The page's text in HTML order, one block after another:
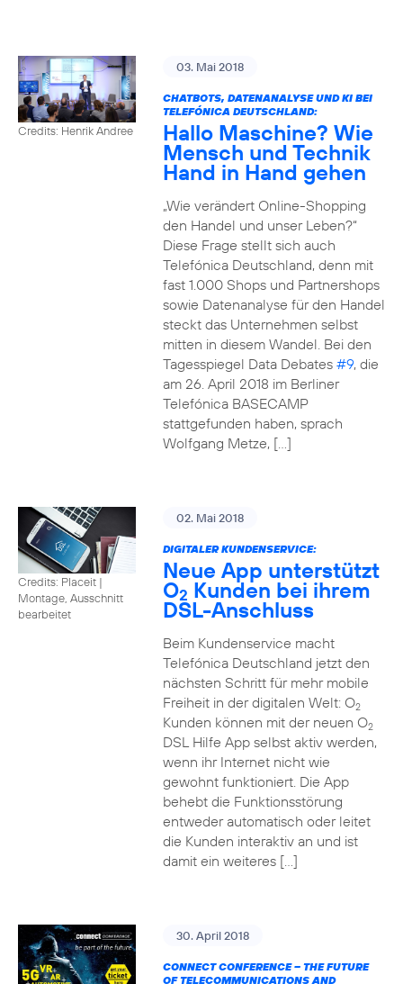
Credits: Henrik Andree
03. Mai 2018
CHATBOTS, DATENANALYSE UND KI BEI
TELEFÓNICA DEUTSCHLAND:
Hallo Maschine? Wie
Mensch und Technik
Hand in Hand gehen
„Wie verändert Online-Shopping
den Handel und unser Leben?“
Diese Frage stellt sich auch
Telefónica Deutschland, denn mit
fast 1.000 Shops und Partnershops
sowie Datenanalyse für den Handel
steckt das Unternehmen selbst
mitten in diesem Wandel. Bei den
Tagesspiegel Data Debates #9, die
am 26. April 2018 im Berliner
Telefónica BASECAMP
stattgefunden haben, sprach
Wolfgang Metze, […]
Credits: Placeit |
Montage, Ausschnitt
bearbeitet
02. Mai 2018
DIGITALER KUNDENSERVICE:
Neue App unterstützt
O2 Kunden bei ihrem
DSL-Anschluss
Beim Kundenservice macht
Telefónica Deutschland jetzt den
nächsten Schritt für mehr mobile
Freiheit in der digitalen Welt: O2
Kunden können mit der neuen O2
DSL Hilfe App selbst aktiv werden,
wenn ihr Internet nicht wie
gewohnt funktioniert. Die App
behebt die Funktionsstörung
entweder automatisch oder leitet
die Kunden interaktiv an und ist
damit ein weiteres […]
30. April 2018
CONNECT CONFERENCE – THE FUTURE
OF TELECOMMUNICATIONS AND